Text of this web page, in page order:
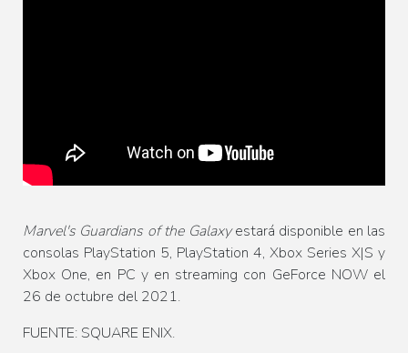
Marvel's Guardians of the Galaxy estará disponible en las
consolas PlayStation 5, PlayStation 4, Xbox Series X|S y
Xbox One, en PC y en streaming con GeForce NOW el
26 de octubre del 2021.
FUENTE: SQUARE ENIX.